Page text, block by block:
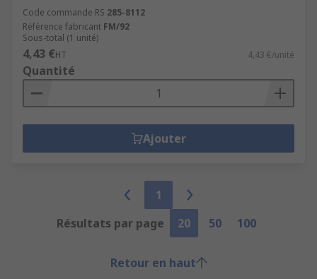
Code commande RS 285-8112
Référence fabricant FM/92
Sous-total (1 unité)
4,43 €HT 4,43 €/unité
Quantité
Ajouter
1
Résultats par page
20 50 100
Retour en haut